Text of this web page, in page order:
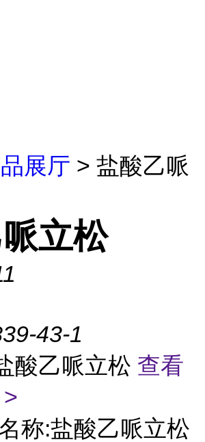
展厅 > 盐酸乙哌
立松
43-1
酸乙哌立松 查看
称:盐酸乙哌立松